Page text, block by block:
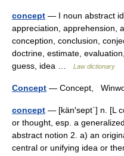
concept — I noun abstract
appreciation, apprehension,
conception, conclusion,
doctrine, estimate,
guess, idea …
Law dictionary
Concept — Concept,
concept — [kän′sept΄] n. [L
or thought, esp. a
abstract notion 2. a) an
central or unifying idea or